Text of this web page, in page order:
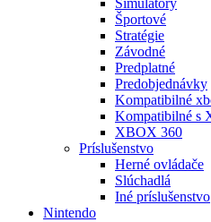
Simulátory
Športové
Stratégie
Závodné
Predplatné
Predobjednávky
Kompatibilné
Kompatibilné s
XBOX 360
Príslušenstvo
Herné ovládače
Slúchadlá
Iné príslušenstvo
Nintendo